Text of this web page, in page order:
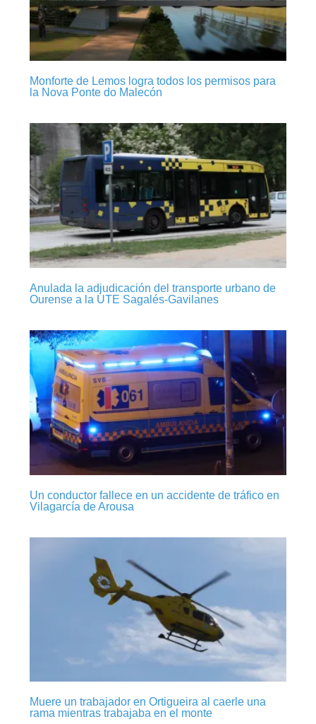
Monforte de Lemos logra todos los permisos para
la Nova Ponte do Malecón
Anulada la adjudicación del transporte urbano de
Ourense a la UTE Sagalés-Gavilanes
Un conductor fallece en un accidente de tráfico en
Vilagarcía de Arousa
Muere un trabajador en Ortigueira al caerle una
rama mientras trabajaba en el monte